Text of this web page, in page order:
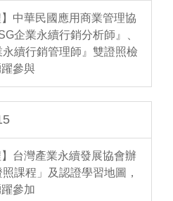
】中華民國應用商業管理協
企業永續行銷分析師』、
永續行銷管理師』雙證照檢
參與
】台灣產業永續發展協會辦
課程」及認證學習地圖，
參加